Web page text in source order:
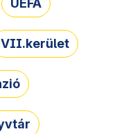
UEFA
VII.kerület